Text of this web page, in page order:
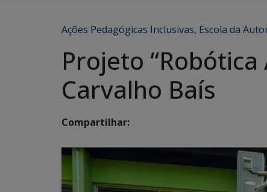
Ações Pedagógicas Inclusivas, Escola da
Projeto “Robótica
Carvalho Baís
Compartilhar: